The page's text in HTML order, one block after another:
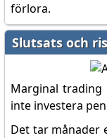
förlora.
Slutsats och
Marginal trading
inte investera
Det tar månader